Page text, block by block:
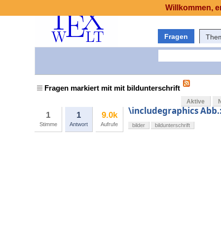
Fragen
Fragen markiert mit mit bildunterschrift
Aktive
1
Stimme
1
Antwort
9.0k
Aufrufe
\includegraphics
bilder bildunterschrift
Willkommen,